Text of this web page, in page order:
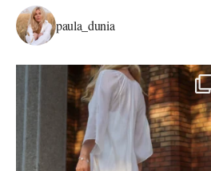
paula_dunia